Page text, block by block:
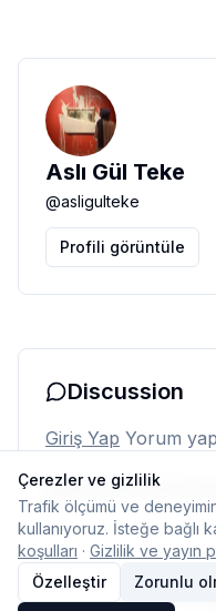
Aslı Gül Teke
@asligulteke
Profili görüntüle
Discussion
Giriş Yap Yorum
Henüz yorum yok. İlk
© 2026 TypelishAna
Çerezler ve gizlilik
Trafik ölçümü ve
kullanıyoruz. İsteğe bağlı
koşulları · Gizlilik ve yayın
Özelleştir
Zorunlu